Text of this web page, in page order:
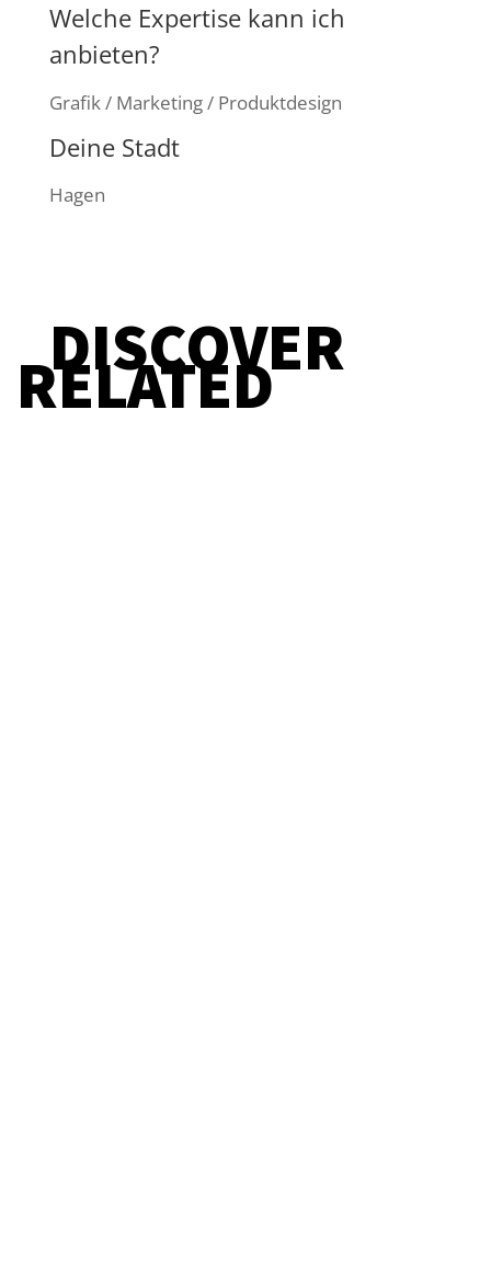
Welche Expertise kann ich
anbieten?
Grafik / Marketing / Produktdesign
Deine Stadt
Hagen
DISCOVER
RELATED